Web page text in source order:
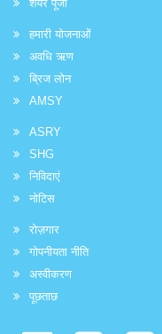
शेयर पूंजी
हमारी योजनाओं
अवधि ऋण
ब्रिज लोन
AMSY
ASRY
SHG
निविदाएं
नोटिस
रोज़गार
गोपनीयता नीति
अस्वीकरण
पूछताछ